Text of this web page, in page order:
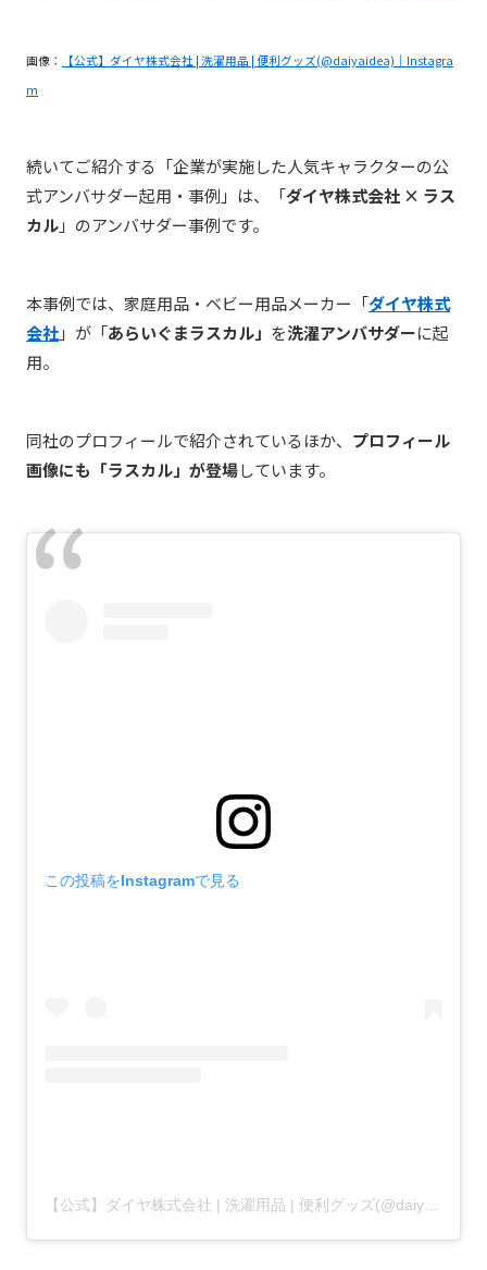
画像：
【公式】ダイヤ株式会社 | 洗濯用品 | 便利グッズ(@daiyaidea)｜Instagra
m
続いてご紹介する「企業が実施した人気キャラクターの公
式アンバサダー起用・事例」は、「ダイヤ株式会社 × ラス
カル」のアンバサダー事例です。
本事例では、家庭用品・ベビー用品メーカー「ダイヤ株式
会社」が「あらいぐまラスカル」 を洗濯アンバサダーに起
用。
同社のプロフィールで紹介されているほか、 プロフィール
画像にも「ラスカル」が登場しています。
この投稿をInstagramで見る